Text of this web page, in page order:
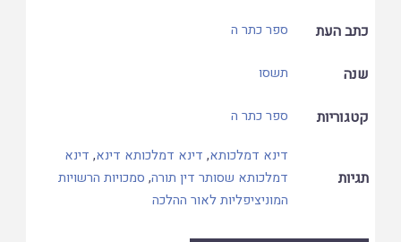
כתב העת ספר כתר ה
שנה תשסו
קטגוריות ספר כתר ה
תגיות
דינא דמלכותא, דינא דמלכותא דינא, דינא
דמלכותא שסותר דין תורה, סמכויות הרשויות
המוניציפליות לאור ההלכה